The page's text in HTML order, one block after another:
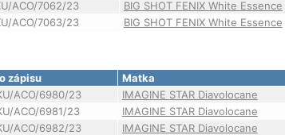
ACO/7062/23 BIG SHOT FENIX White Essence
ACO/7063/23 BIG SHOT FENIX White Essence
zápisu Matka
ACO/6980/23 IMAGINE STAR Diavolocane
ACO/6981/23 IMAGINE STAR Diavolocane
ACO/6982/23 IMAGINE STAR Diavolocane